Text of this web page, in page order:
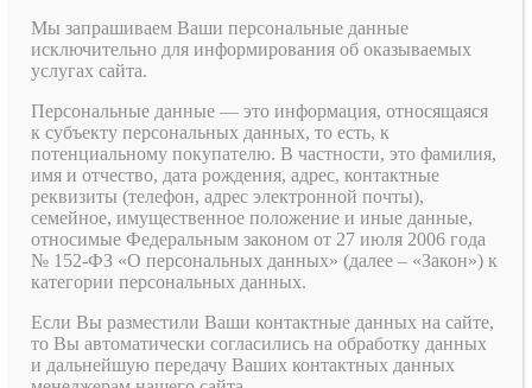
Мы запрашиваем Ваши персональные данные
исключительно для информирования об оказываемых
услугах сайта.
Персональные данные — это информация, относящаяся
к субъекту персональных данных, то есть, к
потенциальному покупателю. В частности, это фамилия,
имя и отчество, дата рождения, адрес, контактные
реквизиты (телефон, адрес электронной почты),
семейное, имущественное положение и иные данные,
относимые Федеральным законом от 27 июля 2006 года
№ 152-ФЗ «О персональных данных» (далее – «Закон») к
категории персональных данных.
Если Вы разместили Ваши контактные данных на сайте,
то Вы автоматически согласились на обработку данных
и дальнейшую передачу Ваших контактных данных